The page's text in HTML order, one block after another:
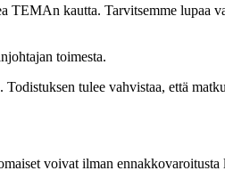
TEMAn kautta. Tarvitsemme lupaa
toimesta.
tulee vahvistaa, että
voivat ilman ennakkovaroitusta